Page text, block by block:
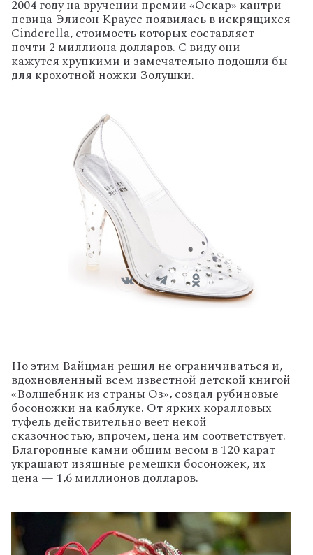
2004 году на вручении премии «Оскар» кантри-
певица Элисон Краусс появилась в искрящихся
Cinderella, стоимость которых составляет
почти 2 миллиона долларов. С виду они
кажутся хрупкими и замечательно подошли бы
для крохотной ножки Золушки.
Но этим Вайцман решил не ограничиваться и,
вдохновленный всем известной детской книгой
«Волшебник из страны Оз», создал рубиновые
босоножки на каблуке. От ярких коралловых
туфель действительно веет некой
сказочностью, впрочем, цена им соответствует.
Благородные камни общим весом в 120 карат
украшают изящные ремешки босоножек, их
цена — 1,6 миллионов долларов.